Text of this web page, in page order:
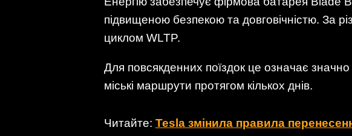
підвищеною безпекою та довговічністю. За
циклом WLTP.
Для повсякденних поїздок це означає
міські маршрути протягом кількох днів.
Читайте: Tesla змінила правила